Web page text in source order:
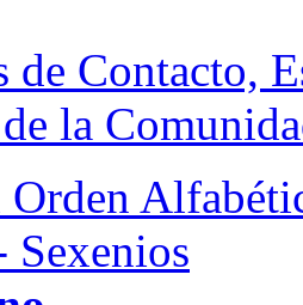
de Contacto,
la
Orden
Sexenios